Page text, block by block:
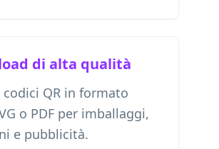
di alta qualità
codici QR in formato
o PDF per imballaggi,
e pubblicità.